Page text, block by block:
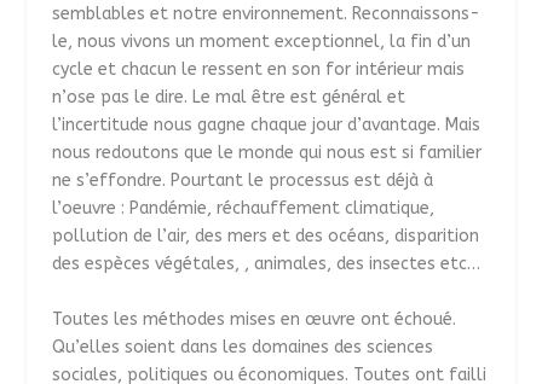
semblables et notre environnement. Reconnaissons-
le, nous vivons un moment exceptionnel, la fin d’un
cycle et chacun le ressent en son for intérieur mais
n’ose pas le dire. Le mal être est général et
l’incertitude nous gagne chaque jour d’avantage. Mais
nous redoutons que le monde qui nous est si familier
ne s’effondre. Pourtant le processus est déjà à
l’oeuvre : Pandémie, réchauffement climatique,
pollution de l’air, des mers et des océans, disparition
des espèces végétales, , animales, des insectes etc…
Toutes les méthodes mises en œuvre ont échoué.
Qu’elles soient dans les domaines des sciences
sociales, politiques ou économiques. Toutes ont failli